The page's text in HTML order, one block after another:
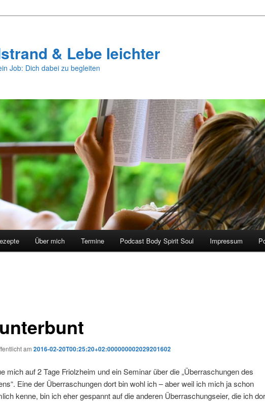
& Lebe leichter
Job: Dich dabei zu begleiten
Über mich Termine Podcast Body Spirit Soul Impressum
am 2016-02-20T00:25:20+02:000000002029201602
mich auf 2 Tage Friolzheim und ein Seminar über die „Überraschungen des
Eine der Überraschungen dort bin wohl ich – aber weil ich mich ja schon
kenne, bin ich eher gespannt auf die anderen Überraschungseier, die ich